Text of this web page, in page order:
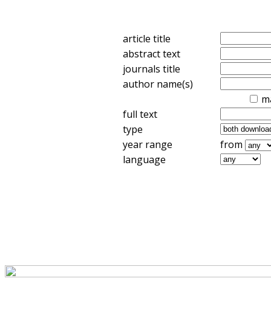
article title
abstract text
journals title
author name(s)
full text
type
year range
from
language